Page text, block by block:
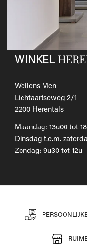
Als je het wilt omruilen
nieuwe bestelling te
Voor onze uitgebreide
retourneren, raadpleeg
WINKEL
Wellens Men
Lichtaartseweg 2/1
2200 Herentals
Maandag: 13u00 tot
Dinsdag t.e.m.
Zondag: 9u30 tot 12u